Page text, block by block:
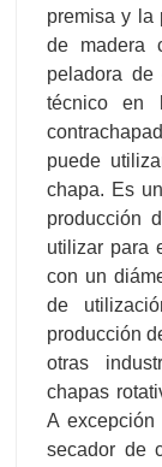
premisa y la
de madera
peladora
técnico en
puede
chapa. Es
producción
utilizar para
con un
de
producción
otras
chapas
A
secador de